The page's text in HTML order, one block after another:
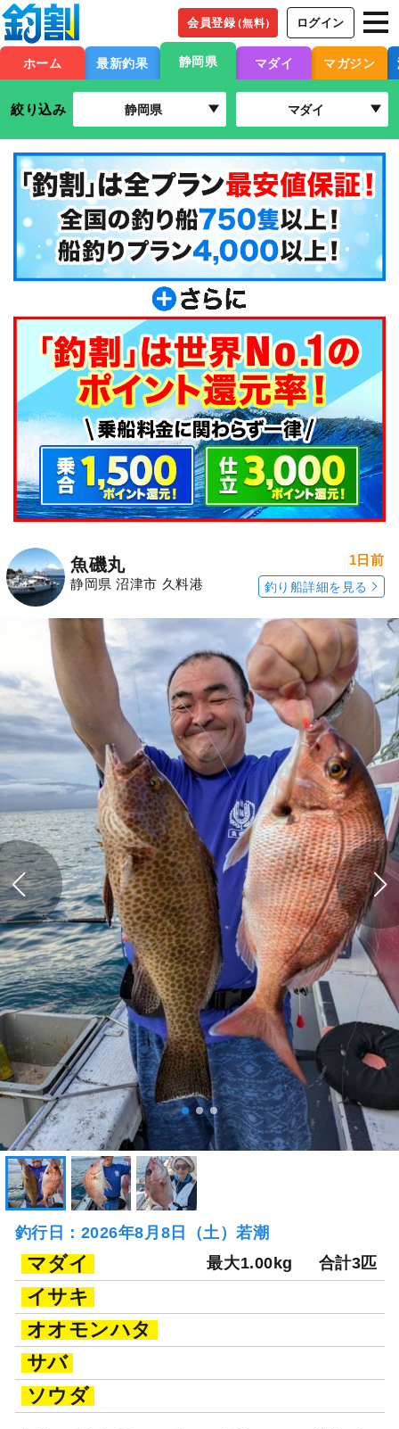
会員登録（無料） ログイン
ホーム 最新釣果 静岡県 マダイ マガジン
絞り込み 静岡県 マダイ
魚磯丸
静岡県 沼津市 久料港
1日前
釣り船詳細を見る
釣行日：2026年8月8日（土）若潮
マダイ 最大1.00kg 合計3匹
イサキ
オオモンハタ
サバ
ソウダ